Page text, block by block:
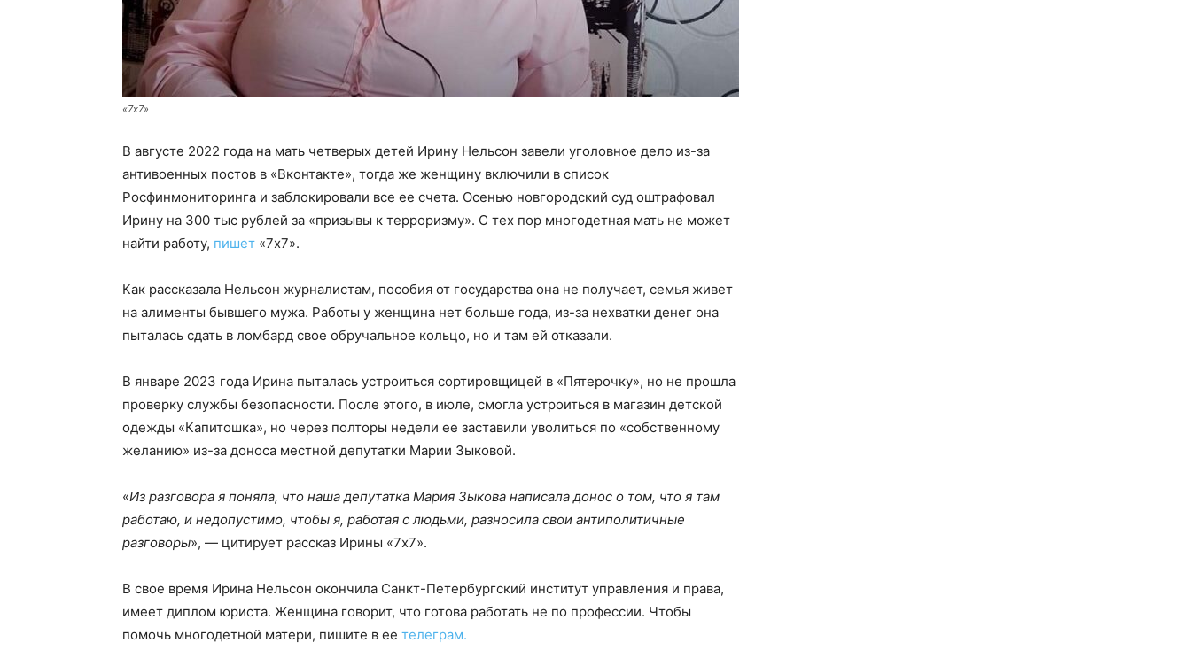
«7х7»
В августе 2022 года на мать четверых детей Ирину Нельсон завели уголовное дело из-за
антивоенных постов в «Вконтакте», тогда же женщину включили в список
Росфинмониторинга и заблокировали все ее счета. Осенью новгородский суд оштрафовал
Ирину на 300 тыс рублей за «призывы к терроризму». С тех пор многодетная мать не может
найти работу, пишет «7х7».
Как рассказала Нельсон журналистам, пособия от государства она не получает, семья живет
на алименты бывшего мужа. Работы у женщина нет больше года, из-за нехватки денег она
пыталась сдать в ломбард свое обручальное кольцо, но и там ей отказали.
В январе 2023 года Ирина пыталась устроиться сортировщицей в «Пятерочку», но не прошла
проверку службы безопасности. После этого, в июле, смогла устроиться в магазин детской
одежды «Капитошка», но через полторы недели ее заставили уволиться по «собственному
желанию» из-за доноса местной депутатки Марии Зыковой.
«Из разговора я поняла, что наша депутатка Мария Зыкова написала донос о том, что я там
работаю, и недопустимо, чтобы я, работая с людьми, разносила свои антиполитичные
разговоры», — цитирует рассказ Ирины «7х7».
В свое время Ирина Нельсон окончила Санкт-Петербургский институт управления и права,
имеет диплом юриста. Женщина говорит, что готова работать не по профессии. Чтобы
помочь многодетной матери, пишите в ее телеграм.